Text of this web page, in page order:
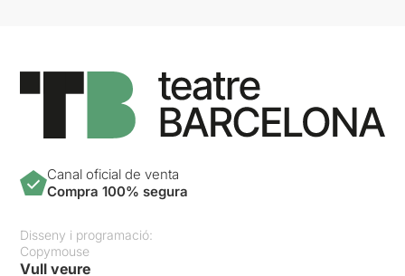
Canal oficial de venta
Compra 100% segura
Disseny i programació:
Copymouse
Vull veure